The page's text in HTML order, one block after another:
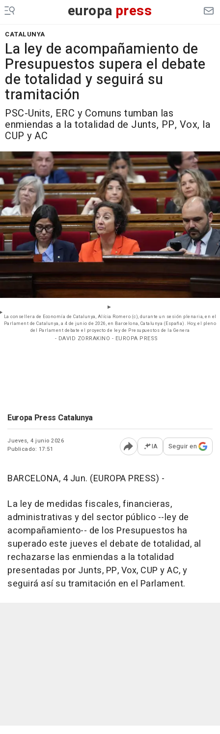
europa press
CATALUNYA
La ley de acompañamiento de
Presupuestos supera el debate
de totalidad y seguirá su
tramitación
PSC-Units, ERC y Comuns tumban las
enmiendas a la totalidad de Junts, PP, Vox, la
CUP y AC
La consellera de Economía de Catalunya, Alícia Romero (c), durante un sesión plenaria, en el
Parlament de Catalunya, a 4 de junio de 2026, en Barcelona, Catalunya (España). Hoy, el pleno
del Parlament debate el proyecto de ley de Presupuestos de la Genera
- DAVID ZORRAKINO - EUROPA PRESS
Europa Press Catalunya
Jueves, 4 junio 2026
Publicado: 17:51
Abrir opciones para
IA Seguir en
BARCELONA, 4 Jun. (EUROPA PRESS) -
La ley de medidas fiscales, financieras,
administrativas y del sector público --ley de
acompañamiento-- de los Presupuestos ha
superado este jueves el debate de totalidad, al
rechazarse las enmiendas a la totalidad
presentadas por Junts, PP, Vox, CUP y AC, y
seguirá así su tramitación en el Parlament.